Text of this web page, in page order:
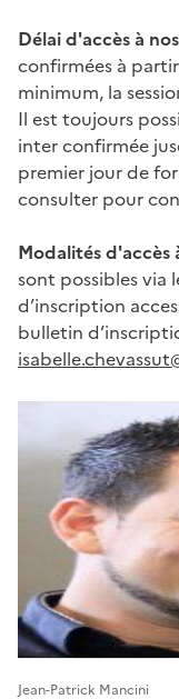
Délai d'accès à
confirmées à
minimum, la
Il est toujours
inter confirmée
premier jour de
consulter pour
Modalités
sont possibles via
d’inscription
bulletin
de
page
Jean-Patrick Mancini